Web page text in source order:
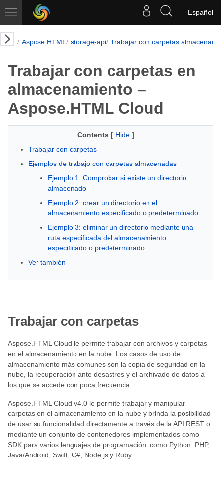
Español
Aspose.HTML storage-api Trabajar con carpetas
Trabajar con carpetas en
almacenamiento –
Aspose.HTML Cloud
Contents [ Hide ]
Trabajar con carpetas
Ejemplos de trabajo con carpetas almacenadas
Ejemplo 1. Comprobar si existe un directorio
almacenado
Ejemplo 2: crear un directorio en el
almacenamiento especificado o predeterminado
Ejemplo 3: eliminar un directorio mediante una
ruta especificada del almacenamiento
especificado o predeterminado
Ver también
Trabajar con carpetas
Aspose.HTML Cloud le permite trabajar con archivos y carpetas
en el almacenamiento en la nube. Los casos de uso de
almacenamiento más comunes son la copia de seguridad en la
nube, la recuperación ante desastres y el archivado de datos a
los que se accede con poca frecuencia.
Aspose.HTML Cloud v4.0 le permite trabajar y manipular
carpetas en el almacenamiento en la nube y brinda la posibilidad
de usar su funcionalidad directamente a través de la API REST o
mediante un conjunto de contenedores implementados como
SDK para varios lenguajes de programación, como Python. PHP,
Java/Android, Swift, C#, Node.js y Ruby.